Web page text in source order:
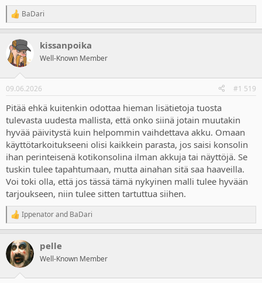
R
e
c
t
i
s
BaDari
kissanpoika
Well-Known Member
09.06.2026 #1 519
Pitää ehkä kuitenkin odottaa hieman lisätietoja tuosta
tulevasta uudesta mallista, että onko siinä jotain muutakin
hyvää päivitystä kuin helpommin vaihdettava akku. Omaan
käyttötarkoitukseeni olisi kaikkein parasta, jos saisi konsolin
ihan perinteisenä kotikonsolina ilman akkuja tai näyttöjä. Se
tuskin tulee tapahtumaan, mutta ainahan sitä saa haaveilla.
Voi toki olla, että jos tässä tämä nykyinen malli tulee hyvään
tarjoukseen, niin tulee sitten tartuttua siihen.
R
e
c
t
i
Ippenatorand BaDari
pelle
Well-Known Member